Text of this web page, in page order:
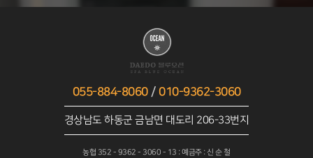
055-884-8060/ 010-9362-3060
경상남도 하동군 금남면 대도리 206-33번지
농협 352 - 9362 - 3060 - 13 : 예금주 : 신 순 철